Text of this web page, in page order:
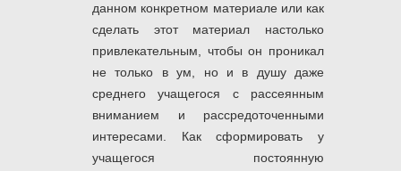
данном конкретном материале или как
сделать этот материал настолько
привлекательным, чтобы он проникал
не только в ум, но и в душу даже
среднего учащегося с рассеянным
вниманием и рассредоточенными
интересами. Как сформировать у
учащегося постоянную